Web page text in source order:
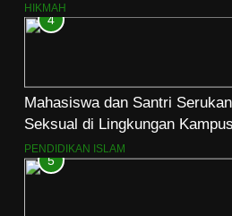
HIKMAH
4
Mahasiswa dan Santri
Seksual di Lingkungan
PENDIDIKAN ISLAM
5